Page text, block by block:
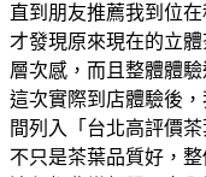
直到朋友推薦我到位
才發現原來現在的立
層次感，而且整體體
這次實際到店體驗後
間列入「台北高評價
不只是茶葉品質好，